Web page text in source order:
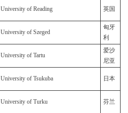
University of Reading 英国
University of Szeged
匈牙
利
University of Tartu
爱沙
尼亚
University of Tsukuba 日本
University of Turku 芬兰